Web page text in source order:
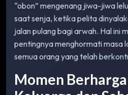
“obon” mengenang jiwa-jiwa
saat senja, ketika pelita
jalan pulang bagi arwah. Hal ini
pentingnya menghormati masa
semua orang yang telah
Momen